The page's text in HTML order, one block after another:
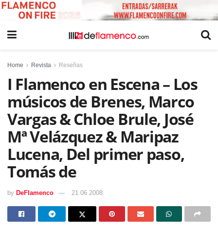
Home Revista Reseñas
I Flamenco en Escena – Los
músicos de Brenes, Marco
Vargas & Chloe Brule, José
Mª Velázquez & Maripaz
Lucena, Del primer paso,
Tomás de
by DeFlamenco 21 06 2008